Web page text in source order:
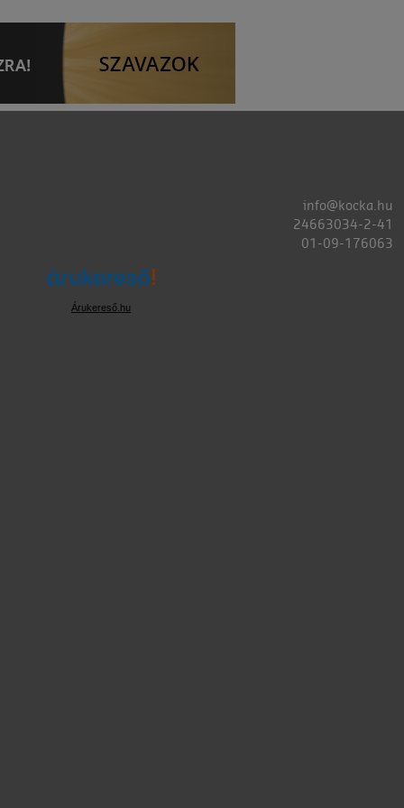
info@kocka.hu
24663034-2-41
01-09-176063
Árukereső.hu